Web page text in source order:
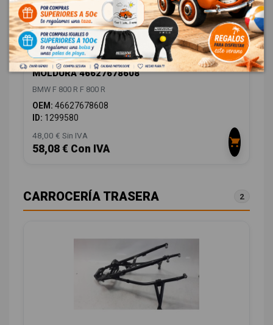
MOLDURA 46627678608
BMW F 800 R F 800 R
OEM: 46627678608
ID: 1299580
48,00 € Sin IVA
58,08 € Con IVA
CARROCERÍA TRASERA 2